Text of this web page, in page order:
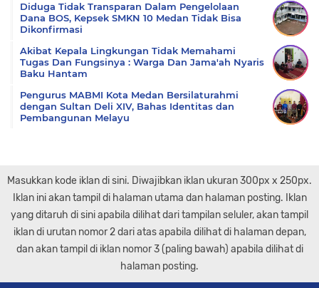
Diduga Tidak Transparan Dalam Pengelolaan
Dana BOS, Kepsek SMKN 10 Medan Tidak Bisa
Dikonfirmasi
Akibat Kepala Lingkungan Tidak Memahami
Tugas Dan Fungsinya : Warga Dan Jama'ah Nyaris
Baku Hantam
Pengurus MABMI Kota Medan Bersilaturahmi
dengan Sultan Deli XIV, Bahas Identitas dan
Pembangunan Melayu
Masukkan kode iklan di sini. Diwajibkan iklan ukuran 300px x 250px.
Iklan ini akan tampil di halaman utama dan halaman posting. Iklan
yang ditaruh di sini apabila dilihat dari tampilan seluler, akan tampil
iklan di urutan nomor 2 dari atas apabila dilihat di halaman depan,
dan akan tampil di iklan nomor 3 (paling bawah) apabila dilihat di
halaman posting.